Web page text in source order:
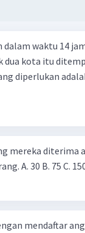
waktu 14
dua kota itu
.... a. 9 jam b. 12 jam
mereka diterima
A. 30 B. 75 C.
mendaftar